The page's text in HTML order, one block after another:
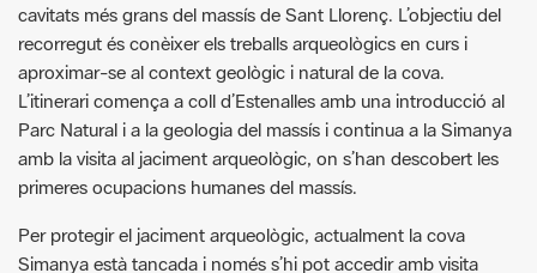
L’itinerari comença a coll d’Estenalles amb una introducció al
Parc Natural i a la geologia del massís i continua a la Simanya
amb la visita al jaciment arqueològic, on s’han descobert les
primeres ocupacions humanes del massís.
Per protegir el jaciment arqueològic, actualment la cova
Simanya està tancada i només s’hi pot accedir amb visita
guiada.
Requisits activitat: